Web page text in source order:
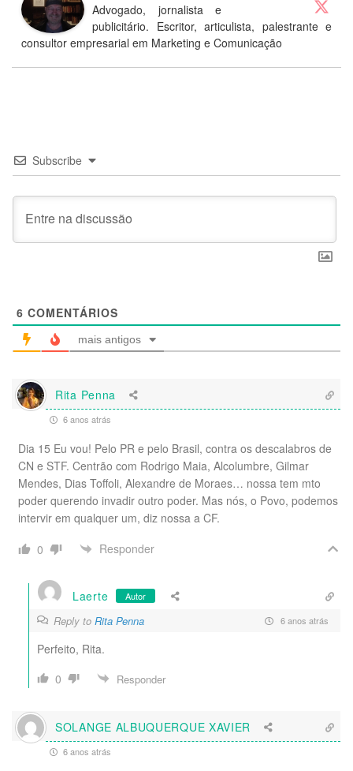
Advogado, jornalista e
publicitário. Escritor, articulista, palestrante e
consultor empresarial em Marketing e Comunicação
Subscribe
6 COMENTÁRIOS
mais antigos
Rita Penna
6 anos atrás
Dia 15 Eu vou! Pelo PR e pelo Brasil, contra os descalabros de
CN e STF. Centrão com Rodrigo Maia, Alcolumbre, Gilmar
Mendes, Dias Toffoli, Alexandre de Moraes… nossa tem mto
poder querendo invadir outro poder. Mas nós, o Povo, podemos
intervir em qualquer um, diz nossa a CF.
0
Responder
Laerte Autor
Reply to Rita Penna 6 anos atrás
Perfeito, Rita.
0
Responder
SOLANGE ALBUQUERQUE XAVIER
6 anos atrás